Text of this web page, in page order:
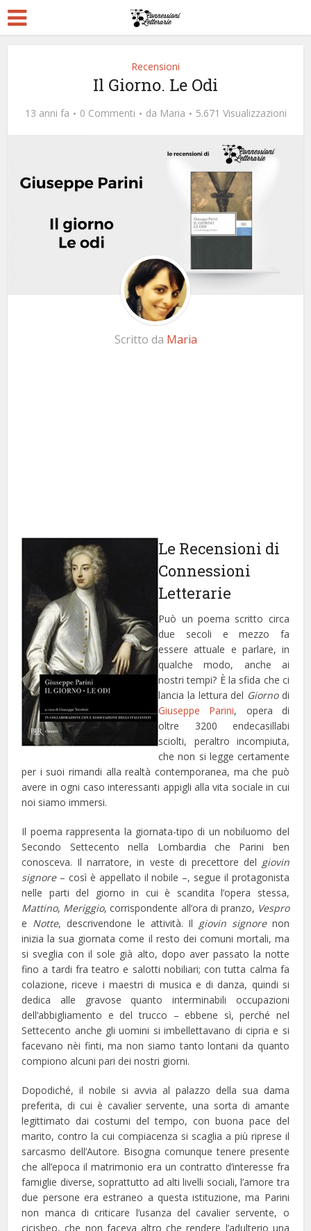
Recensioni
Il Giorno. Le Odi
13 anni fa 0 Commenti da Maria 5.671 Visualizzazioni
Scritto da Maria
Le Recensioni di
Connessioni
Letterarie
Può un poema scritto circa
due secoli e mezzo fa
essere attuale e parlare, in
qualche modo, anche ai
nostri tempi? È la sfida che ci
lancia la lettura del Giornodi
Giuseppe Parini, opera di
oltre 3200 endecasillabi
sciolti, peraltro incompiuta,
che non si legge certamente
per i suoi rimandi alla realtà contemporanea, ma che può
avere in ogni caso interessanti appigli alla vita sociale in cui
noi siamo immersi.
Il poema rappresenta la giornata-tipo di un nobiluomo del
Secondo Settecento nella Lombardia che Parini ben
conosceva. Il narratore, in veste di precettore del giovin
signore– così è appellato il nobile –, segue il protagonista
nelle parti del giorno in cui è scandita l’opera stessa,
Mattino, Meriggio, corrispondente all’ora di pranzo, Vespro
e Notte, descrivendone le attività. Il giovin signorenon
inizia la sua giornata come il resto dei comuni mortali, ma
si sveglia con il sole già alto, dopo aver passato la notte
fino a tardi fra teatro e salotti nobiliari; con tutta calma fa
colazione, riceve i maestri di musica e di danza, quindi si
dedica alle gravose quanto interminabili occupazioni
dell’abbigliamento e del trucco – ebbene sì, perché nel
Settecento anche gli uomini si imbellettavano di cipria e si
facevano nèi finti, ma non siamo tanto lontani da quanto
compiono alcuni pari dei nostri giorni.
Dopodiché, il nobile si avvia al palazzo della sua dama
preferita, di cui è cavalier servente, una sorta di amante
legittimato dai costumi del tempo, con buona pace del
marito, contro la cui compiacenza si scaglia a più riprese il
sarcasmo dell’Autore. Bisogna comunque tenere presente
che all’epoca il matrimonio era un contratto d’interesse fra
famiglie diverse, soprattutto ad alti livelli sociali, l’amore tra
due persone era estraneo a questa istituzione, ma Parini
non manca di criticare l’usanza del cavalier servente, o
cicisbeo, che non faceva altro che rendere l’adulterio una